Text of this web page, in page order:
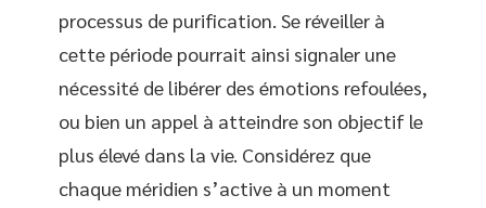
processus de purification. Se réveiller à
cette période pourrait ainsi signaler une
nécessité de libérer des émotions refoulées,
ou bien un appel à atteindre son objectif le
plus élevé dans la vie. Considérez que
chaque méridien s’active à un moment